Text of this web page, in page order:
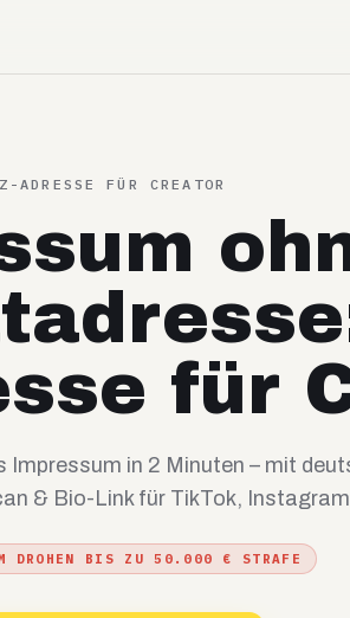
ADRESSE FÜR CREATOR
für
Impressum in 2 Minuten – mit
& Bio-Link für TikTok,
DROHEN BIS ZU 50.000 € STRAFE